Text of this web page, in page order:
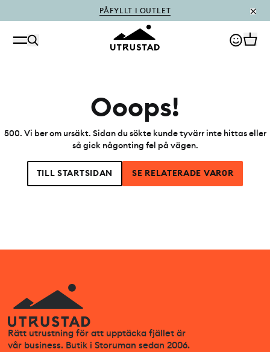
PÅFYLLT I OUTLET
Ooops!
500. Vi ber om ursäkt. Sidan du sökte kunde tyvärr inte hittas eller
så gick någonting fel på vägen.
TILL STARTSIDAN SE RELATERADE VAR0R
Rätt utrustning för att upptäcka fjället är
vår business. Butik i Storuman sedan 2006.